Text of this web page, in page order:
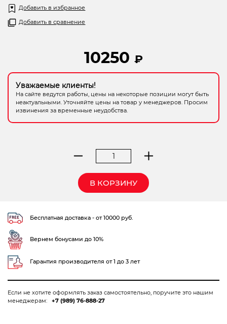
Электрохозтовары
Добавить в избранное
Добавить в сравнение
10250 ₽
Уважаемые клиенты!
На сайте ведутся работы, цены на некоторые позиции могут быть
неактуальными. Уточняйте цены на товар у менеджеров. Просим
извинения за временные неудобства.
Количество
рубанок
СТ
В КОРЗИНУ
Бесплатная доставка - от 10000 руб.
Вернем бонусами до 10%
Гарантия производителя от 1 до 3 лет
Если не хотите оформлять заказ самостоятельно, поручите это нашим
менеджерам:
+7 (989) 76-888-27